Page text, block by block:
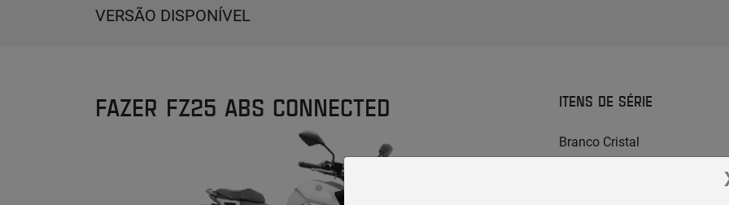
VERSÃO DISPONÍVEL
FAZER FZ25 ABS CONNECTED ITENS DE SÉRIE
Branco Cristal